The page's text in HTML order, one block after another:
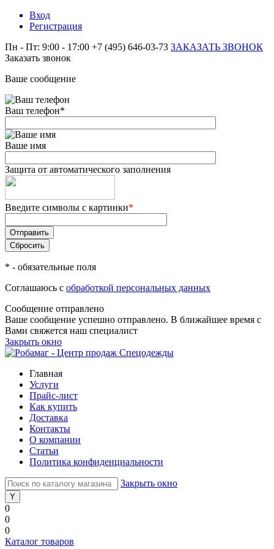
Вход
Регистрация
Пн - Пт: 9:00 - 17:00 +7 (495) 646-03-73 ЗАКАЗАТЬ ЗВОНОК
Заказать звонок
Ваше сообщение
Ваш телефон*
Ваше имя
Защита от автоматического заполнения
Введите символы с картинки*
* - обязательные поля
Соглашаюсь с обработкой персональных данных
Сообщение отправлено
Ваше сообщение успешно отправлено. В ближайшее время с
Вами свяжется наш специалист
Закрыть окно
Главная
Услуги
Прайс-лист
Как купить
Доставка
Контакты
О компании
Статьи
Политика конфиденциальности
Закрыть окно
0
0
0
Каталог товаров